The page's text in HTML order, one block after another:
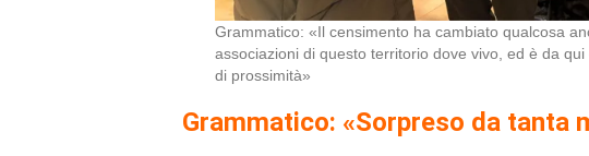
Grammatico: «Il censimento ha cambiato qualcosa
associazioni di questo territorio dove vivo, ed è da
di prossimità»
Grammatico: «Sorpreso da tanta